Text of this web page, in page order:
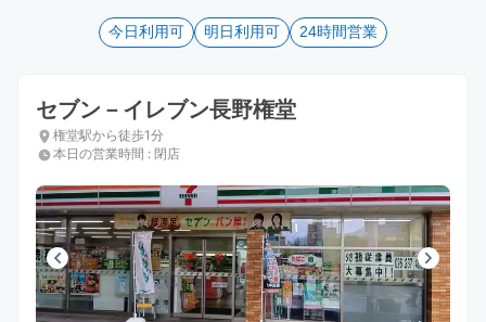
the
keyboard
shortcuts
for
changing
dates.
mark
key
the
keyboard
shortcuts
for
changing
dates.
今日利用可 明日利用可 24時間営業
セブン－イレブン長野権堂
権堂駅から徒歩1分
本日の営業時間 : 閉店